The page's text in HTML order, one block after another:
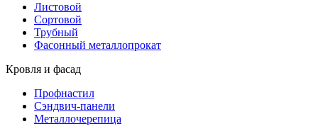
Листовой
Сортовой
Трубный
Фасонный металлопрокат
Кровля и фасад
Профнастил
Сэндвич-панели
Металлочерепица